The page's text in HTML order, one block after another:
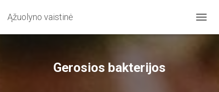
Ąžuolyno vaistinė
Gerosios bakterijos